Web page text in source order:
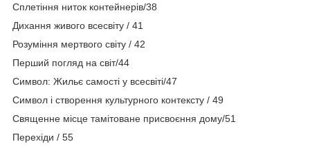
Сплетіння ниток контейнерів/38
Дихання живого всесвіту / 41
Розуміння мертвого світу / 42
Перший погляд на світ/44
Символ: Жильє самості у всесвіті/47
Символ і створення культурного контексту / 49
Священне місце тамітоване присвоєння дому/51
Перехіди / 55